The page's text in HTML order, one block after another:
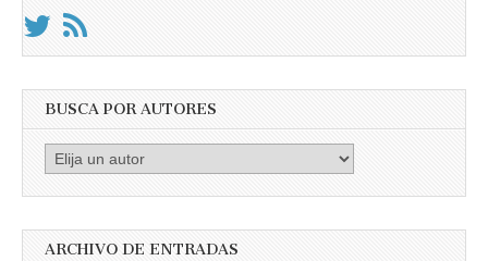
BUSCA POR AUTORES
Busca
ARCHIVO DE ENTRADAS